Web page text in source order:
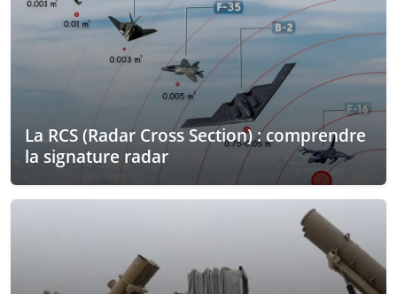
La RCS (Radar Cross Section) : comprendre
la signature radar